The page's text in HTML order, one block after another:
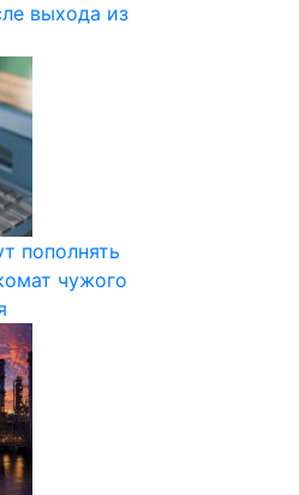
выхода из
пополнять
чужого